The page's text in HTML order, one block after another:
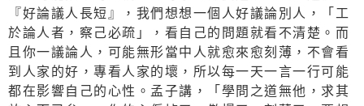
『好論議人長短』，我們想想一個人好議論別人，「工
於論人者，察己必疏」，看自己的問題就看不清楚。而
且你一議論人，可能無形當中人就愈來愈刻薄，不會看
到人家的好，專看人家的壞，所以每一天一言一行可能
都在影響自己的心性。孟子講，「學問之道無他，求其